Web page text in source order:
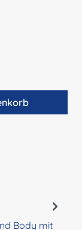
Body mit